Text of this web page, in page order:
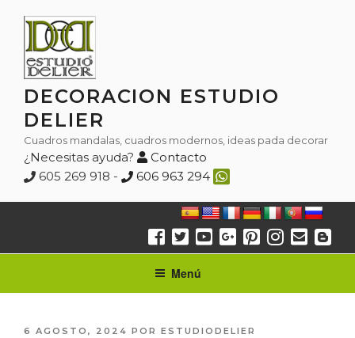
contenido
DECORACION ESTUDIO
DELIER
Cuadros mandalas, cuadros modernos, ideas pada decorar
¿Necesitas ayuda?
Contacto
605 269 918 -
606 963 294
Menú
PUBLICADO
6 AGOSTO, 2024 POR ESTUDIODELIER